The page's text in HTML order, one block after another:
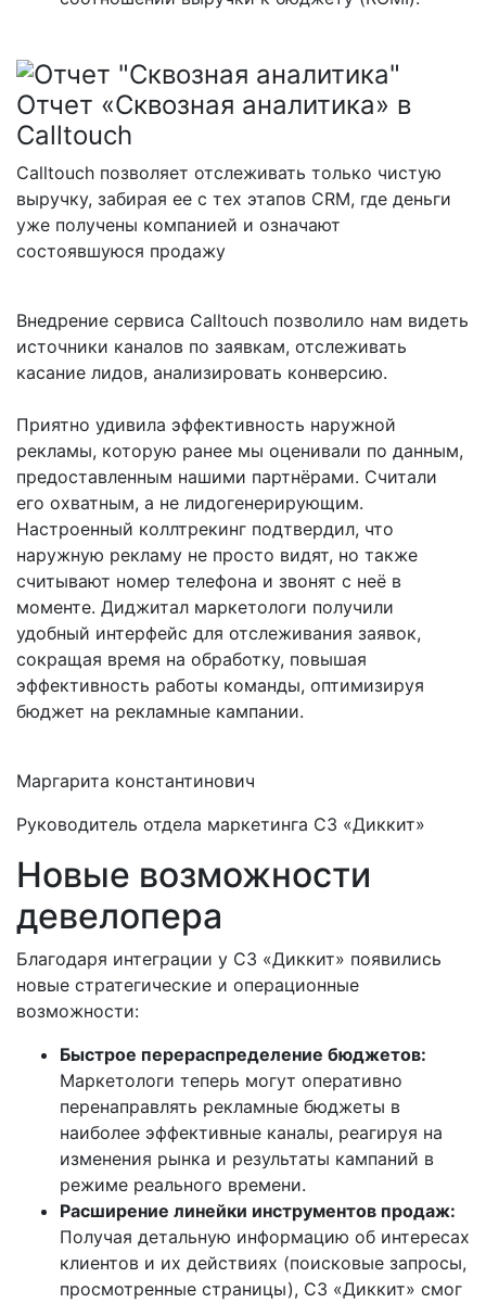
Отчет «Сквозная аналитика» в
Calltouch
Calltouch позволяет отслеживать только чистую
выручку, забирая ее с тех этапов CRM, где деньги
уже получены компанией и означают
состоявшуюся продажу
Внедрение сервиса Calltouch позволило нам видеть
источники каналов по заявкам, отслеживать
касание лидов, анализировать конверсию.
Приятно удивила эффективность наружной
рекламы, которую ранее мы оценивали по данным,
предоставленным нашими партнёрами. Считали
его охватным, а не лидогенерирующим.
Настроенный коллтрекинг подтвердил, что
наружную рекламу не просто видят, но также
считывают номер телефона и звонят с неё в
моменте. Диджитал маркетологи получили
удобный интерфейс для отслеживания заявок,
сокращая время на обработку, повышая
эффективность работы команды, оптимизируя
бюджет на рекламные кампании.
Маргарита константинович
Руководитель отдела маркетинга СЗ «Диккит»
Новые возможности
девелопера
Благодаря интеграции у СЗ «Диккит» появились
новые стратегические и операционные
возможности:
Быстрое перераспределение бюджетов:
Маркетологи теперь могут оперативно
перенаправлять рекламные бюджеты в
наиболее эффективные каналы, реагируя на
изменения рынка и результаты кампаний в
режиме реального времени.
Расширение линейки инструментов продаж:
Получая детальную информацию об интересах
клиентов и их действиях (поисковые запросы,
просмотренные страницы), СЗ «Диккит» смог